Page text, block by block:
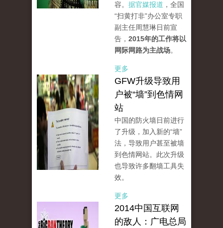
容。 据官媒报道 ，全国
“扫黄打非”办公室专职
副主任周慧琳日前宣
告， 2015年的工作将以
网际网路为主战场。
更多
GFW升级导致用
户被“墙”到色情网
站
中国的防火墙日前进行
了升级，加入新的“墙”
法，导致用户甚至被墙
到色情网站。此次升级
也导致许多翻墙工具失
效。
更多
2014中国互联网
的敌人：广电总局